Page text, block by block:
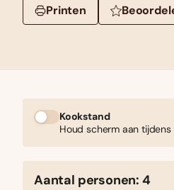
Printen
Kookstand
Houd scherm aan tijdens
Aantal personen: 4